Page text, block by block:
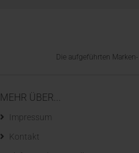
Die aufgeführten
MEHR ÜBER...
Impressum
Kontakt